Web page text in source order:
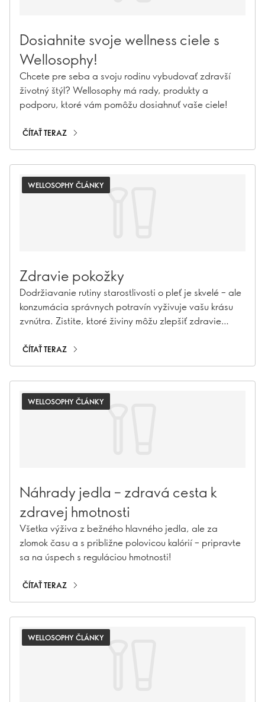
Dosiahnite svoje wellness ciele s
Wellosophy!
Chcete pre seba a svoju rodinu vybudovať zdravší
životný štýl? Wellosophy má rady, produkty a
podporu, ktoré vám pomôžu dosiahnuť vaše ciele!
ČÍTAŤ TERAZ
WELLOSOPHY ČLÁNKY
Zdravie pokožky
Dodržiavanie rutiny starostlivosti o pleť je skvelé – ale
konzumácia správnych potravín vyživuje vašu krásu
zvnútra. Zistite, ktoré živiny môžu zlepšiť zdravie
ČÍTAŤ TERAZ
WELLOSOPHY ČLÁNKY
Náhrady jedla – zdravá cesta k
zdravej hmotnosti
Všetka výživa z bežného hlavného jedla, ale za
zlomok času a s približne polovicou kalórií – pripravte
sa na úspech s reguláciou hmotnosti! ​
ČÍTAŤ TERAZ
WELLOSOPHY ČLÁNKY